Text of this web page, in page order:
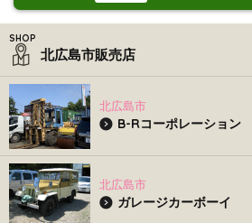
北広島市販売店
北広島市
B-Rコーポレーション
北広島市
ガレージカーボーイ